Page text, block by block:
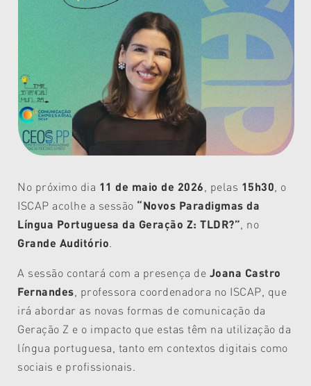
No próximo dia 11 de maio de 2026, pelas 15h30, o
ISCAP acolhe a sessão “Novos Paradigmas da
Língua Portuguesa da Geração Z: TLDR?”, no
Grande Auditório.
A sessão contará com a presença de Joana Castro
Fernandes, professora coordenadora no ISCAP, que
irá abordar as novas formas de comunicação da
Geração Z e o impacto que estas têm na utilização da
língua portuguesa, tanto em contextos digitais como
sociais e profissionais.